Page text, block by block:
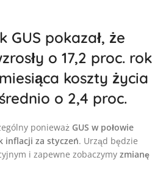
GUS pokazał, że
o 17,2 proc. rok
koszty życia
o 2,4 proc.
ponieważ GUS w połowie
inflacji za styczeń. Urząd będzie
i zapewne zobaczymy zmianę